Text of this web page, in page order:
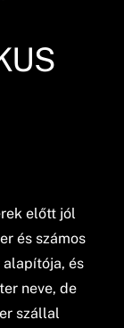
előtt jól
és számos
alapítója, és
neve, de
szállal